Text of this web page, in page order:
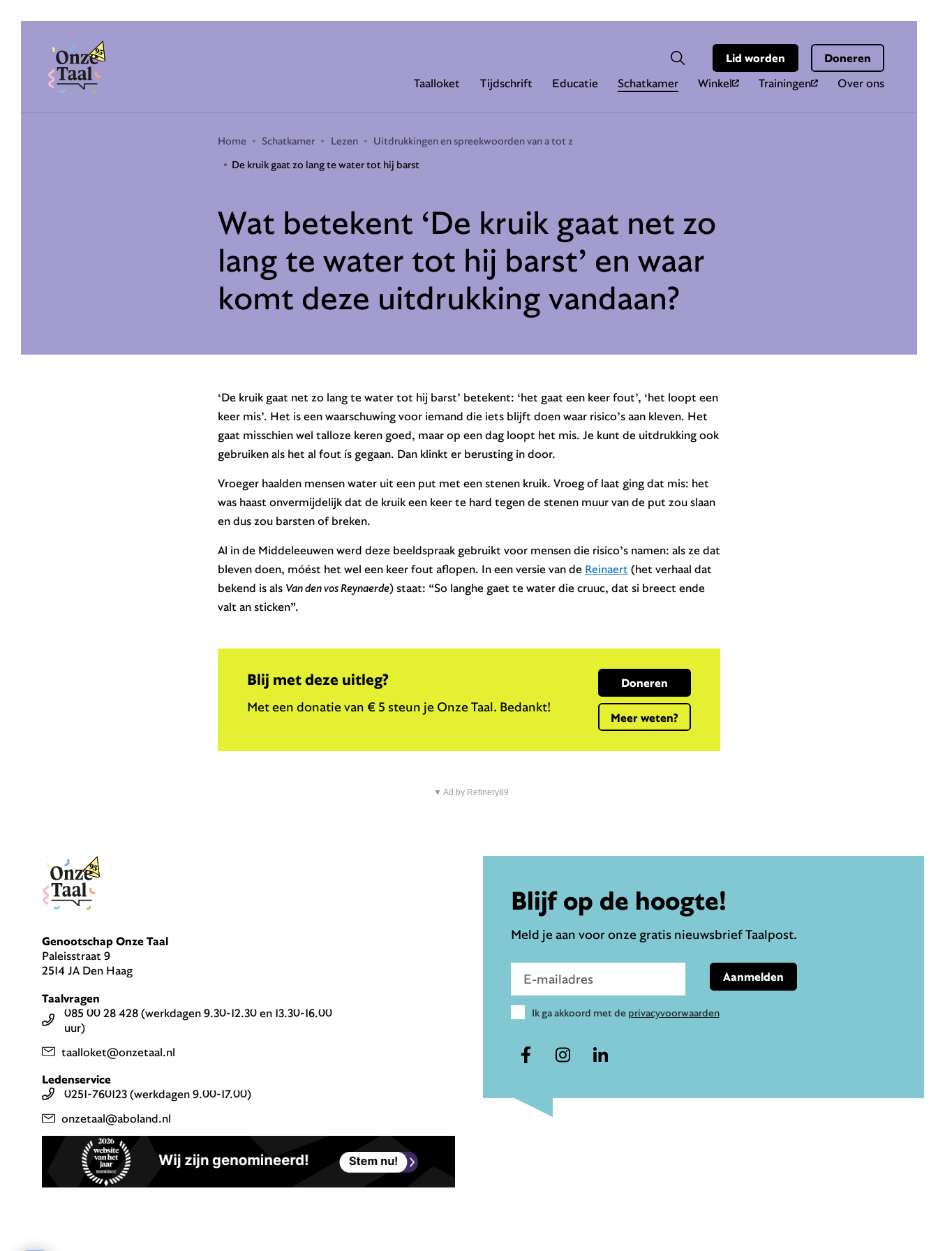
Onze Taal
Taalloket Tijdschrift Educatie Schatkamer Winkel Trainingen Over ons
Zoeken
ZoekveldLid worden Doneren
Home Schatkamer Lezen
Uitdrukkingen en spreekwoorden van a tot z
De kruik gaat zo lang te water tot hij barst
Wat betekent ‘De kruik gaat net zo
lang te water tot hij barst’ en waar
komt deze uitdrukking vandaan?
‘De kruik gaat net zo lang te water tot hij barst’ betekent: ‘het gaat een keer fout’, ‘het loopt een
keer mis’. Het is een waarschuwing voor iemand die iets blijft doen waar risico’s aan kleven. Het
gaat misschien wel talloze keren goed, maar op een dag loopt het mis. Je kunt de uitdrukking ook
gebruiken als het al fout ís gegaan. Dan klinkt er berusting in door.
Vroeger haalden mensen water uit een put met een stenen kruik. Vroeg of laat ging dat mis: het
was haast onvermijdelijk dat de kruik een keer te hard tegen de stenen muur van de put zou slaan
en dus zou barsten of breken.
Al in de Middeleeuwen werd deze beeldspraak gebruikt voor mensen die risico’s namen: als ze dat
bleven doen, móést het wel een keer fout aflopen. In een versie van de Reinaert (het verhaal dat
bekend is als Van den vos Reynaerde) staat: “So langhe gaet te water die cruuc, dat si breect ende
valt an sticken”.
Blij met deze uitleg?
Met een donatie van € 5 steun je Onze Taal. Bedankt!
Doneren
Meer weten?
▼ Ad by Refinery89
Genootschap Onze Taal
Paleisstraat 9
2514 JA Den Haag
Taalvragen
085 00 28 428 (werkdagen 9.30-12.30 en 13.30-16.00
uur)
taalloket@onzetaal.nl
Ledenservice
0251-760123 (werkdagen 9.00-17.00)
onzetaal@aboland.nl
Blijf op de hoogte!
Meld je aan voor onze gratis nieuwsbrief Taalpost.
Ik ga akkoord met de privacyvoorwaarden
Aanmelden